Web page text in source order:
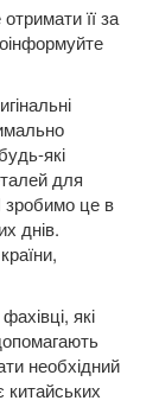
її за
які
для
зробимо це в
днів.
які
необхідний
китайських